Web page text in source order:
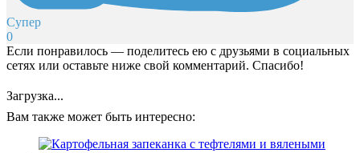
Супер
0
Если понравилось — поделитесь ею с друзьями в социальных
сетях или оставьте ниже свой комментарий. Спасибо!
Загрузка...
Вам также может быть интересно: